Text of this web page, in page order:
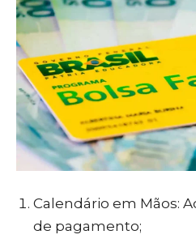
Calendário em Mãos:
de pagamento;